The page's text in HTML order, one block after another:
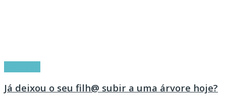
Já deixou o seu filh@ subir a uma árvore hoje?